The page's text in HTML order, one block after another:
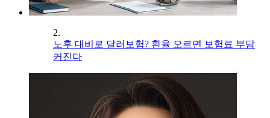
2.
노후 대비로 달러보험? 환율 오르면 보험료 부담
커진다